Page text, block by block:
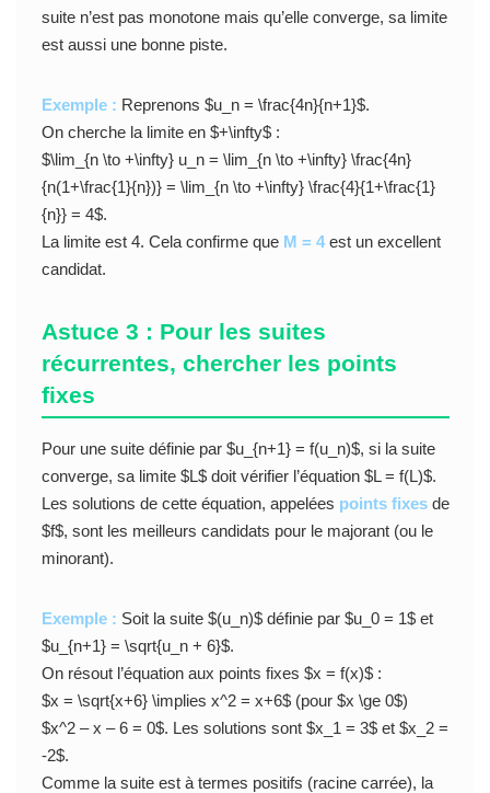
suite n’est pas monotone mais qu’elle converge, sa limite
est aussi une bonne piste.
Exemple : Reprenons $u_n = \frac{4n}{n+1}$.
On cherche la limite en $+\infty$ :
$\lim_{n \to +\infty} u_n = \lim_{n \to +\infty} \frac{4n}
{n(1+\frac{1}{n})} = \lim_{n \to +\infty} \frac{4}{1+\frac{1}
{n}} = 4$.
La limite est 4. Cela confirme que M = 4est un excellent
candidat.
Astuce 3 : Pour les suites
récurrentes, chercher les points
fixes
Pour une suite définie par $u_{n+1} = f(u_n)$, si la suite
converge, sa limite $L$ doit vérifier l’équation $L = f(L)$.
Les solutions de cette équation, appelées points fixesde
$f$, sont les meilleurs candidats pour le majorant (ou le
minorant).
Exemple : Soit la suite $(u_n)$ définie par $u_0 = 1$ et
$u_{n+1} = \sqrt{u_n + 6}$.
On résout l’équation aux points fixes $x = f(x)$ :
$x = \sqrt{x+6} \implies x^2 = x+6$ (pour $x \ge 0$)
$x^2 – x – 6 = 0$. Les solutions sont $x_1 = 3$ et $x_2 =
-2$.
Comme la suite est à termes positifs (racine carrée), la